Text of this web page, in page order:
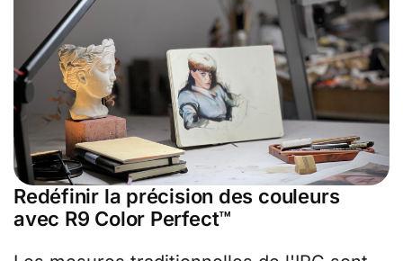
Redéfinir la précision des couleurs
avec R9 Color Perfect™